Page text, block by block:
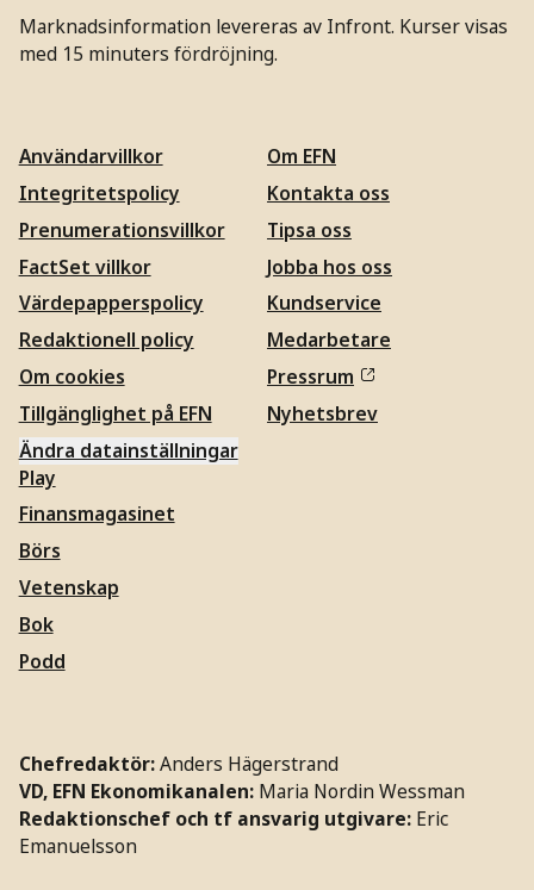
Marknadsinformation levereras av Infront. Kurser visas
med 15 minuters fördröjning.
Användarvillkor
Integritetspolicy
Prenumerationsvillkor
FactSet villkor
Värdepapperspolicy
Redaktionell policy
Om cookies
Tillgänglighet på EFN
Ändra datainställningar
Om EFN
Kontakta oss
Tipsa oss
Jobba hos oss
Kundservice
Medarbetare
Pressrum
Nyhetsbrev
Play
Finansmagasinet
Börs
Vetenskap
Bok
Podd
Chefredaktör:Anders Hägerstrand
VD, EFN Ekonomikanalen: Maria Nordin Wessman
Redaktionschef och tf ansvarig utgivare: Eric
Emanuelsson